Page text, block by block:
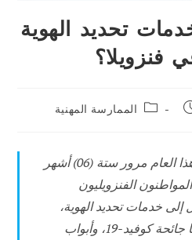
تحديد الهوية
فنزويلا؟
فئة الممارسة المهنية
صادف شهر سبتمبر من هذا العام مرور ستة (06) أشهر
الفنزويليون
خدمات تحديد الهوية،
بسبب القيود التي فرضتها جائحة كوفيد-19، وأبواب